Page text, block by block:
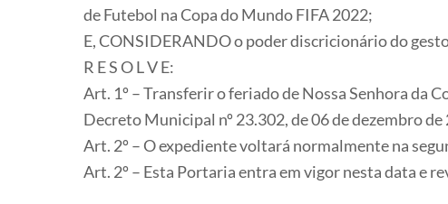
de Futebol na Copa do Mundo FIFA 2022;
E, CONSIDERANDO o poder discricionário do
R E S O L V E:
Art. 1º – Transferir o feriado de Nossa Senhora da
Decreto Municipal nº 23.302, de 06 de dezembro de
Art. 2º – O expediente voltará normalmente na
Art. 2º – Esta Portaria entra em vigor nesta data e